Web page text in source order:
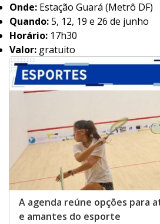
Onde: Estação Guará (Metrô DF)
Quando:5, 12, 19 e 26 de junho
Horário: 17h30
Valor: gratuito
A agenda reúne opções para
e amantes do esporte